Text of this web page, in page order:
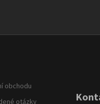
obchodu
otázky